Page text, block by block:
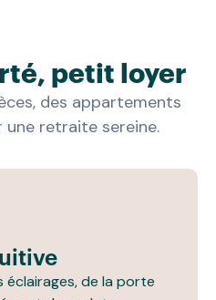
petit loyer
des appartements
retraite sereine.
éclairages, de la porte